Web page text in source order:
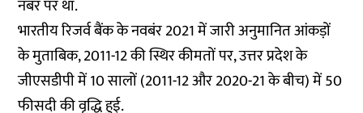
नंबर पर था.
भारतीय रिजर्व बैंक के नवबंर 2021 में जारी अनुमानित आंकड़ों
के मुताबिक, 2011-12 की स्थिर कीमतों पर, उत्तर प्रदेश के
जीएसडीपी में 10 सालों (2011-12 और 2020-21 के बीच) में 50
फीसदी की वृद्धि हुई.